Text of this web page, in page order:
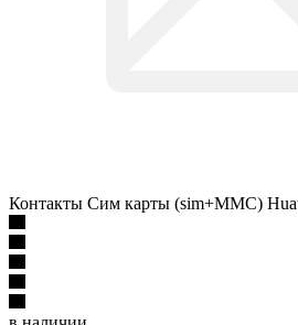
в наличии
55